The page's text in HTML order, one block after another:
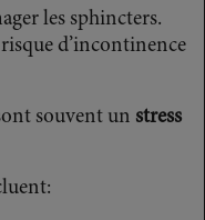
les sphincters.
d’incontinence
souvent un stress